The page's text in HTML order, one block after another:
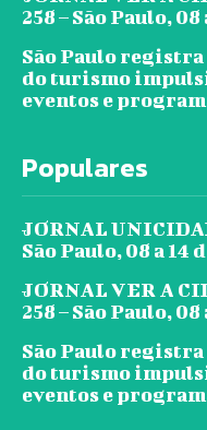
258 – São Paulo,
São Paulo
do turismo
eventos e
Populares
JORNAL
São Paulo, 08 a 14
JORNAL VER A
258 – São Paulo,
São Paulo
do turismo
eventos e